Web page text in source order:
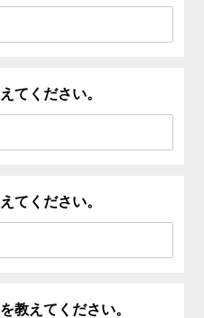
てください。
てください。
教えてください。